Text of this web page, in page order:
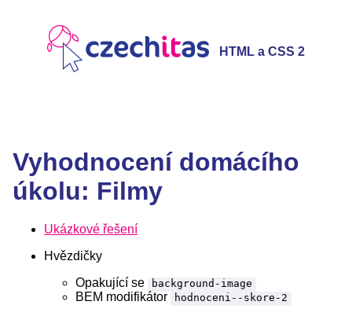
HTML a CSS 2
Vyhodnocení domácího
úkolu: Filmy
Ukázkové řešení
Hvězdičky
Opakující se
background-image
BEM modifikátor hodnoceni--skore-2